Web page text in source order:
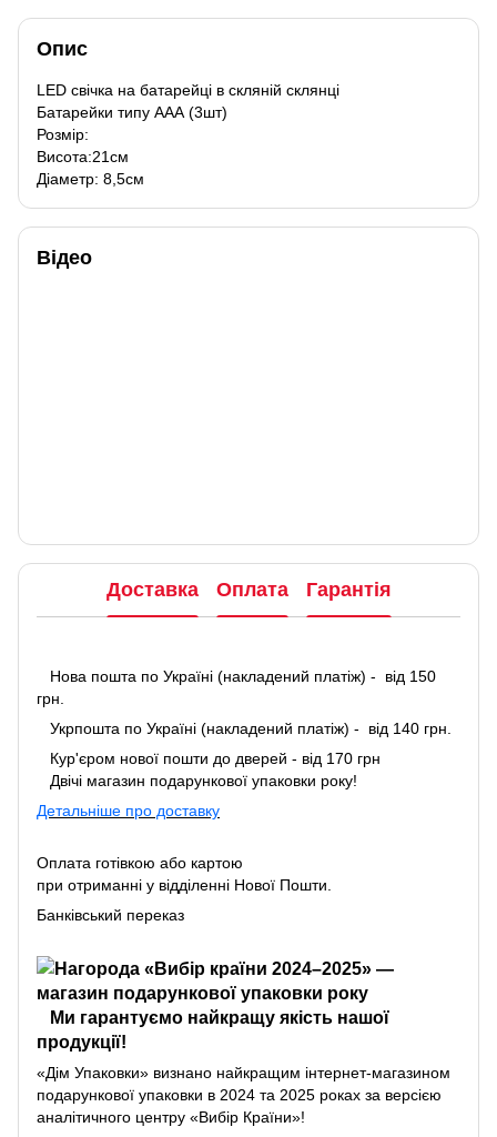
Опис
LED свічка на батарейці в скляній склянці
Батарейки типу ААА (3шт)
Розмір:
Висота:21см
Діаметр: 8,5см
Відео
Доставка Оплата Гарантія
Нова пошта по Україні (накладений платіж) - від 150
грн.
Укрпошта по Україні (накладений платіж) - від 140 грн.
Кур'єром нової пошти до дверей - від 170 грн
Двічі магазин подарункової упаковки року!
Детальніше про доставку
Оплата готівкою або картою
при отриманні у відділенні Нової Пошти.
Банківський переказ
Ми гарантуємо найкращу якість нашої
продукції!
«Дім Упаковки» визнано найкращим інтернет-магазином
подарункової упаковки в 2024 та 2025 роках за версією
аналітичного центру «Вибір Країни»!